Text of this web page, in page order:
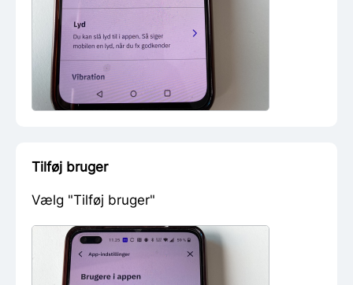
Tilføj bruger
Vælg "Tilføj bruger"